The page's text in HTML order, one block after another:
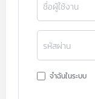
ชื่อผู้ใช้งาน
รหัสผ่าน
จำฉันในระบบ